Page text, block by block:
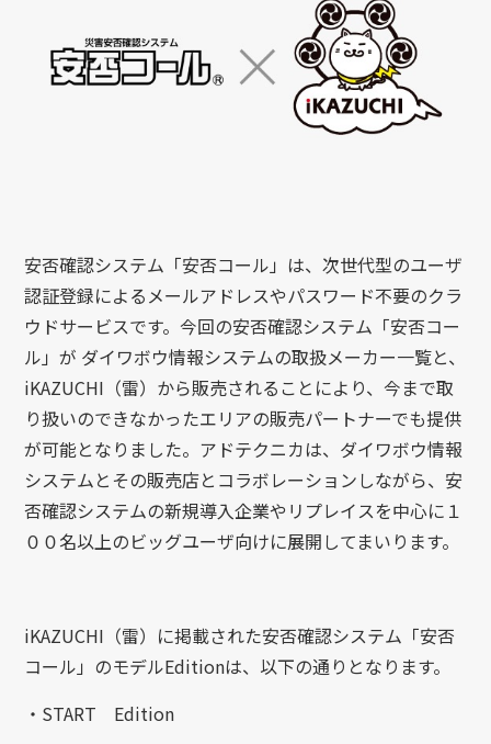
安否確認システム「安否コール」は、次世代型のユーザ
認証登録によるメールアドレスやパスワード不要のクラ
ウドサービスです。今回の安否確認システム「安否コー
ル」が ダイワボウ情報システムの取扱メーカー一覧と、
iKAZUCHI（雷）から販売されることにより、今まで取
り扱いのできなかったエリアの販売パートナーでも提供
が可能となりました。アドテクニカは、ダイワボウ情報
システムとその販売店とコラボレーションしながら、安
否確認システムの新規導入企業やリプレイスを中心に１
００名以上のビッグユーザ向けに展開してまいります。
iKAZUCHI（雷）に掲載された安否確認システム「安否
コール」のモデルEditionは、以下の通りとなります。
・START Edition